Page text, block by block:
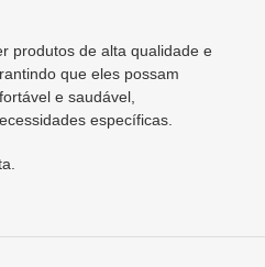
produtos de alta qualidade e
que eles possam
e saudável,
específicas.